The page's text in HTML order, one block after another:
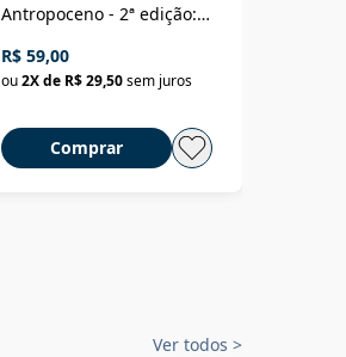
Antropoceno - 2ª edição:
selvagem
R$ 59,00
ou2X de R$ 29,50sem juros
Comprar
Ver todos >